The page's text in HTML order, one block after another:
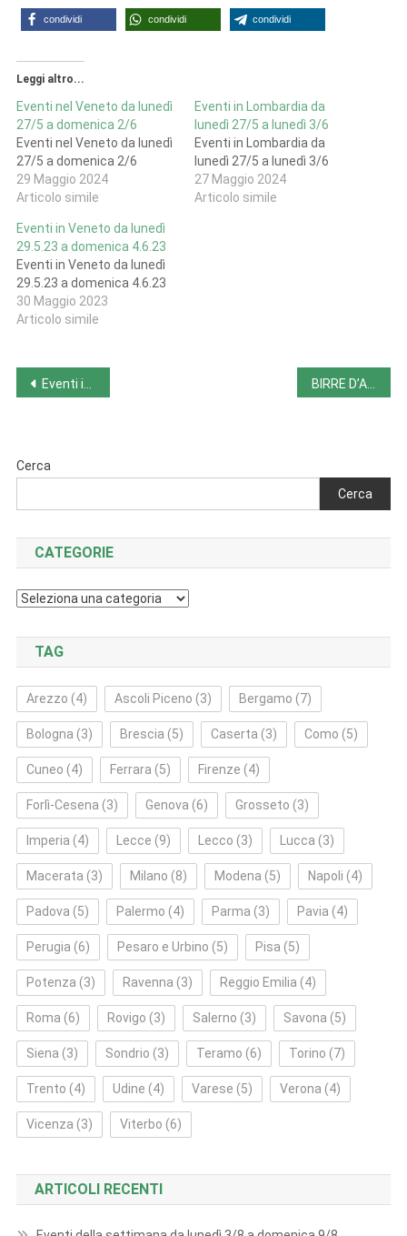
condividi condividi condividi
Leggi altro...
Eventi nel Veneto da lunedì
27/5 a domenica 2/6
Eventi nel Veneto da lunedì
27/5 a domenica 2/6
29 Maggio 2024
Articolo simile
Eventi in Lombardia da
lunedì 27/5 a lunedì 3/6
Eventi in Lombardia da
lunedì 27/5 a lunedì 3/6
27 Maggio 2024
Articolo simile
Eventi in Veneto da lunedì
29.5.23 a domenica 4.6.23
Eventi in Veneto da lunedì
29.5.23 a domenica 4.6.23
30 Maggio 2023
Articolo simile
Navigazione
Eventi in Sicilia da lunedì 27/5 a lunedì 3/6
Cerca
Cerca
CATEGORIE
Categorie
TAG
Arezzo (4) Ascoli Piceno (3) Bergamo (7)
Bologna (3) Brescia (5) Caserta (3) Como (5)
Cuneo (4) Ferrara (5) Firenze (4)
Forlì‑Cesena (3) Genova (6) Grosseto (3)
Imperia (4) Lecce (9) Lecco (3) Lucca (3)
Macerata (3) Milano (8) Modena (5) Napoli (4)
Padova (5) Palermo (4) Parma (3) Pavia (4)
Perugia (6) Pesaro e Urbino (5) Pisa (5)
Potenza (3) Ravenna (3) Reggio Emilia (4)
Roma (6) Rovigo (3) Salerno (3) Savona (5)
Siena (3) Sondrio (3) Teramo (6) Torino (7)
Trento (4) Udine (4) Varese (5) Verona (4)
Vicenza (3) Viterbo (6)
ARTICOLI RECENTI